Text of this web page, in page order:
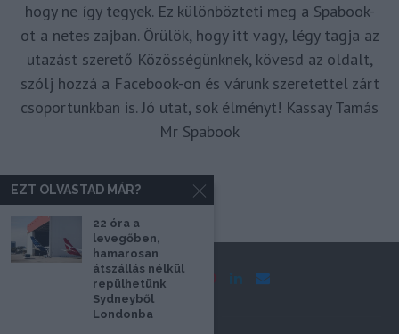
hogy ne így tegyek. Ez különbözteti meg a Spabook-
ot a netes zajban. Örülök, hogy itt vagy, légy tagja az
utazást szerető Közösségünknek, kövesd az oldalt,
szólj hozzá a Facebook-on és várunk szeretettel zárt
csoportunkban is. Jó utat, sok élményt! Kassay Tamás
Mr Spabook
EZT OLVASTAD MÁR?
22 óra a
levegőben,
hamarosan
átszállás nélkül
repülhetünk
Sydneyből
Londonba